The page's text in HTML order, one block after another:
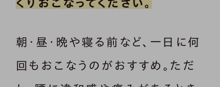
くりおこなってください。
朝・昼・晩や寝る前など、一日に何
回もおこなうのがおすすめ。ただ